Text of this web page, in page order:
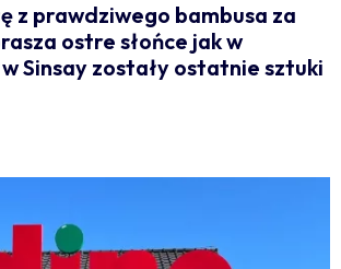
z prawdziwego bambusa za
ostre słońce jak w
Sinsay zostały ostatnie sztuki